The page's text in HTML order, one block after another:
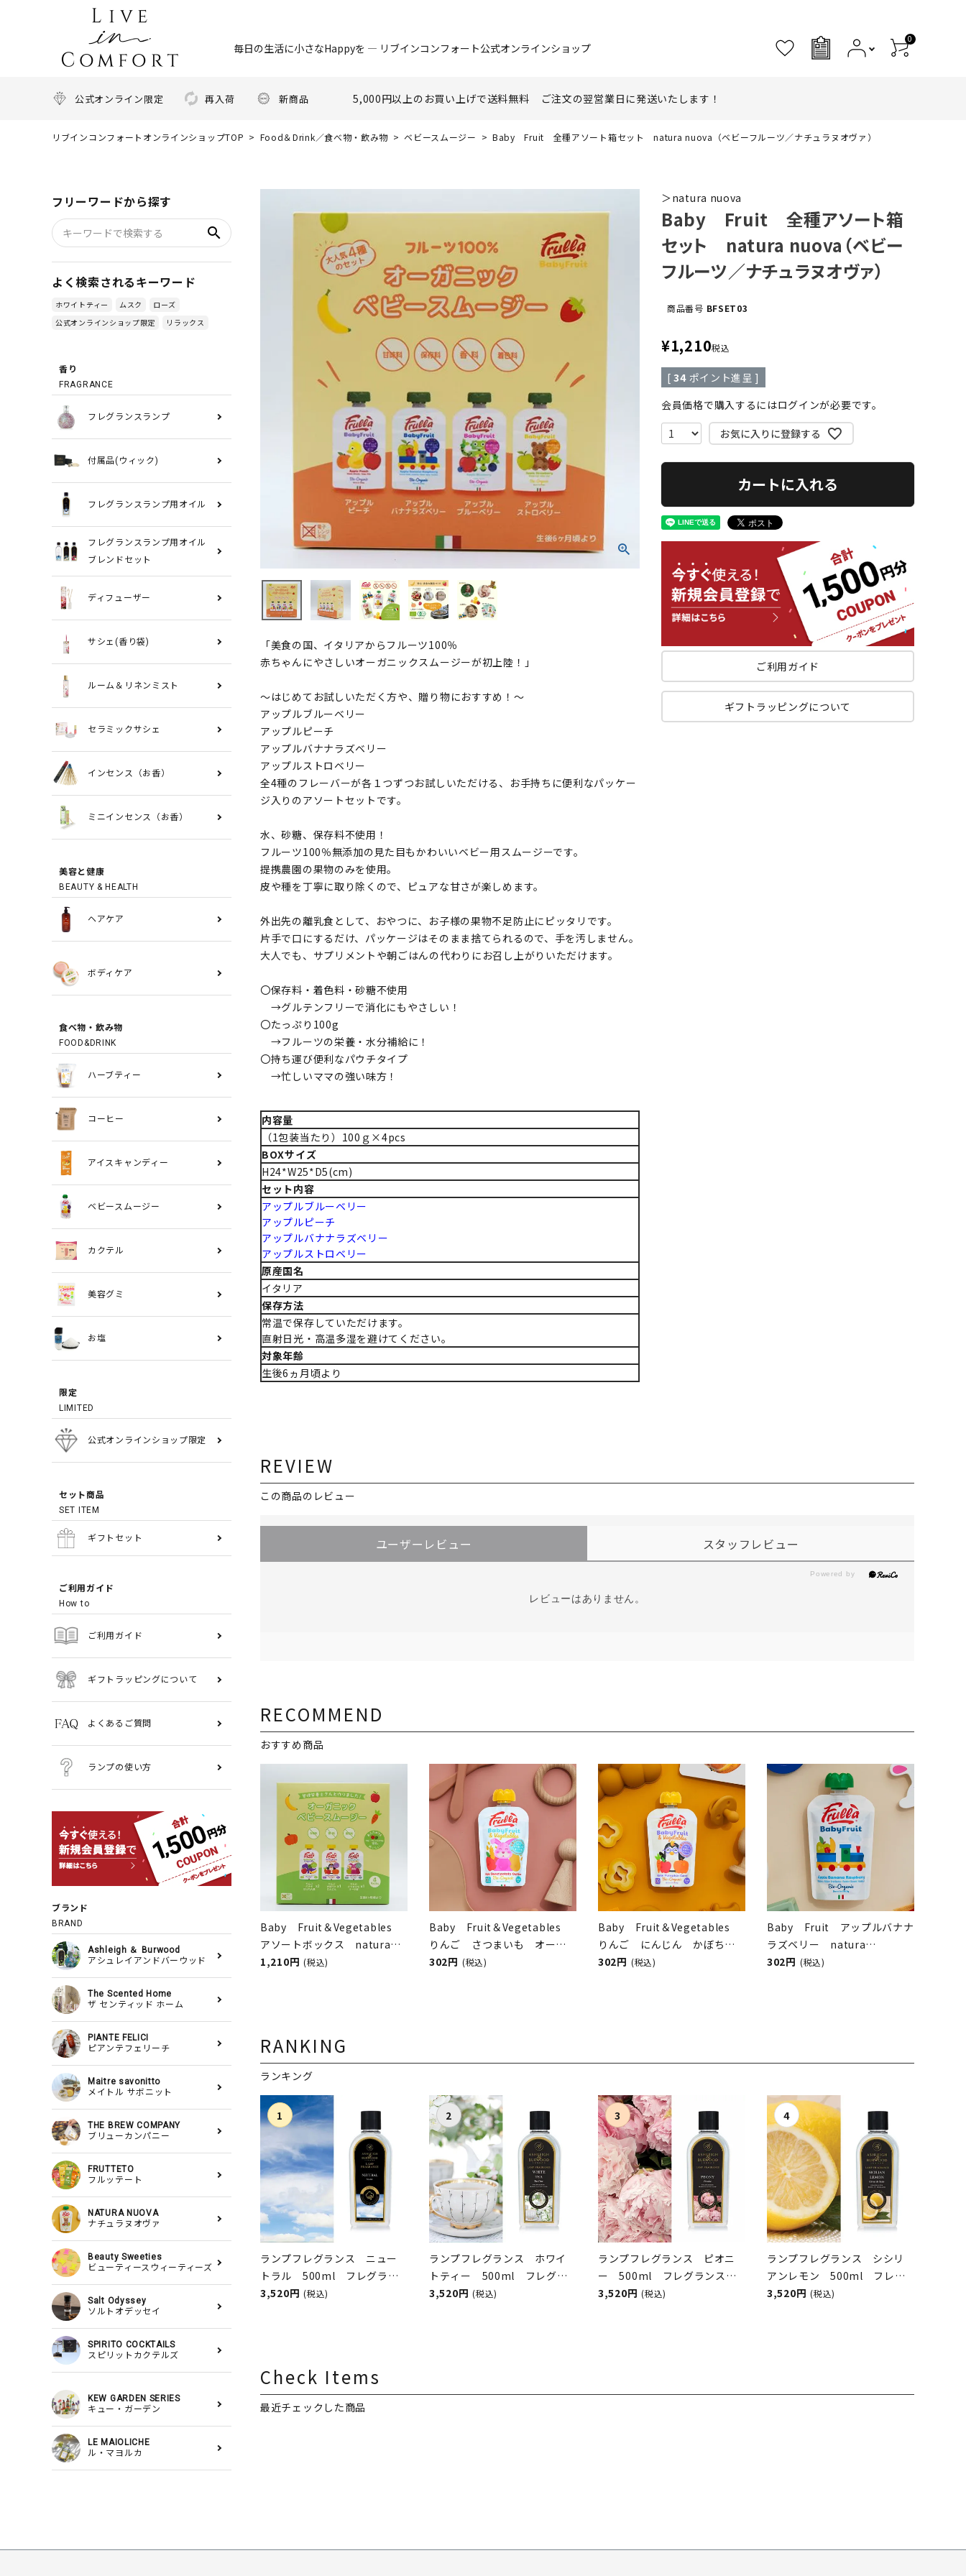
毎日の生活に小さなHappyを ― リブインコンフォート公式オンラインショップ
0
公式オンライン限定 再入荷 新商品 5,000円以上のお買い上げで送料無料 ご注文の翌営業日に発送いたします！
リブインコンフォートオンラインショップTOP Food＆Drink／食べ物・飲み物 ベビースムージー Baby Fruit 全種アソート箱セット natura nuova（ベビーフルーツ／ナチュラヌオヴァ）
フリーワードから探す
search
よく検索されるキーワード
ホワイトティー ムスク
ローズ
公式オンラインショップ限定
リラックス
香り
FRAGRANCE
フレグランスランプ
付属品(ウィック)
フレグランスランプ用オイル
フレグランスランプ用オイル
ブレンドセット
ディフューザー
サシェ(香り袋)
ルーム＆リネンミスト
セラミックサシェ
インセンス（お香）
ミニインセンス（お香）
美容と健康
BEAUTY & HEALTH
ヘアケア
ボディケア
食べ物・飲み物
FOOD&DRINK
ハーブティー
コーヒー
アイスキャンディー
ベビースムージー
カクテル
美容グミ
お塩
限定
LIMITED
公式オンラインショップ限定
セット商品
SET ITEM
ギフトセット
ご利用ガイド
How to
ご利用ガイド
ギフトラッピングについて
よくあるご質問
ランプの使い方
ブランド
BRAND
Ashleigh ＆ Burwood
アシュレイアンドバーウッド
The Scented Home
ザ センティッド ホーム
PIANTE FELICI
ピアンテフェリーチ
Maitre savonitto
メイトル サボニット
THE BREW COMPANY
ブリューカンパニー
FRUTTETO
フルッテート
NATURA NUOVA
ナチュラヌオヴァ
Beauty Sweeties
ビューティースウィーティーズ
Salt Odyssey
ソルトオデッセイ
SPIRITO COCKTAILS
スピリットカクテルズ
KEW GARDEN SERIES
キュー・ガーデン
LE MAIOLICHE
ル・マヨルカ
「美食の国、イタリアからフルーツ100％
赤ちゃんにやさしいオーガニックスムージーが初上陸！」
～はじめてお試しいただく方や、贈り物におすすめ！～
アップルブルーベリー
アップルピーチ
アップルバナナラズベリー
アップルストロベリー
全4種のフレーバーが各１つずつお試しいただける、お手持ちに便利なパッケー
ジ入りのアソートセットです。
水、砂糖、保存料不使用！
フルーツ100％無添加の見た目もかわいいベビー用スムージーです。
提携農園の果物のみを使用。
皮や種を丁寧に取り除くので、ピュアな甘さが楽しめます。
外出先の離乳食として、おやつに、お子様の果物不足防止にピッタリです。
片手で口にするだけ、パッケージはそのまま捨てられるので、手を汚しません。
大人でも、サプリメントや朝ごはんの代わりにお召し上がりいただけます。
〇保存料・着色料・砂糖不使用
→グルテンフリーで消化にもやさしい！
〇たっぷり100g
→フルーツの栄養・水分補給に！
〇持ち運び便利なパウチタイプ
→忙しいママの強い味方！
内容量
（1包装当たり）100ｇ×4pcs
BOXサイズ
H24*W25*D5(cm)
セット内容
アップルブルーベリー
アップルピーチ
アップルバナナラズベリー
アップルストロベリー
原産国名
イタリア
保存方法
常温で保存していただけます。
直射日光・高温多湿を避けてください。
対象年齢
生後6ヵ月頃より
＞natura nuova
Baby Fruit 全種アソート箱
セット natura nuova（ベビー
フルーツ／ナチュラヌオヴァ）
商品番号 BFSET03
¥1,210税込
[ 34 ポイント進呈 ]
会員価格で購入するにはログインが必要です。
お気に入りに登録する
カートに入れる
ご利用ガイド
ギフトラッピングについて
REVIEW
この商品のレビュー
ユーザーレビュー スタッフレビュー
レビューはありません。
RECOMMEND
おすすめ商品
Baby Fruit＆Vegetables
アソートボックス natura
nuova（ベビーフルーツ＆ベ
1,210円 (税込)
Baby Fruit＆Vegetables
りんご さつまいも オーツ
麦 natura nuova（ベビーフ
302円 (税込)
Baby Fruit＆Vegetables
りんご にんじん かぼち
ゃ natura nuova（ベビーフ
302円 (税込)
Baby Fruit アップルバナナ
ラズベリー natura
nuova（ベビーフルーツ／ナ
302円 (税込)
RANKING
ランキング
ランプフレグランス ニュー
トラル 500ml フレグラン
スランプ用オイル
3,520円 (税込)
ランプフレグランス ホワイ
トティー 500ml フレグラ
ンスランプ用オイル
3,520円 (税込)
ランプフレグランス ピオニ
ー 500ml フレグランスラ
ンプ用オイル
3,520円 (税込)
ランプフレグランス シシリ
アンレモン 500ml フレグ
ランスランプ用オイル
3,520円 (税込)
Check Items
最近チェックした商品